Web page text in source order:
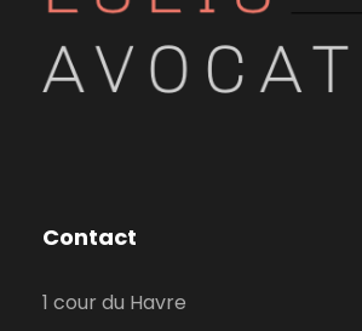
Contact
1 cour du Havre